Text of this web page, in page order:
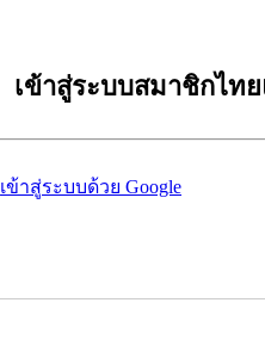
เข้าสู่ระบบสมาชิกไท
เข้าสู่ระบบด้วย Google